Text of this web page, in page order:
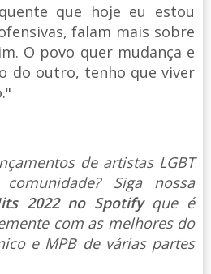
que hoje eu estou
falam mais sobre
O povo quer mudança e
do outro, tenho que viver
de artistas LGBT
Siga nossa
2022 no Spotify que é
com as melhores do
e MPB de várias partes